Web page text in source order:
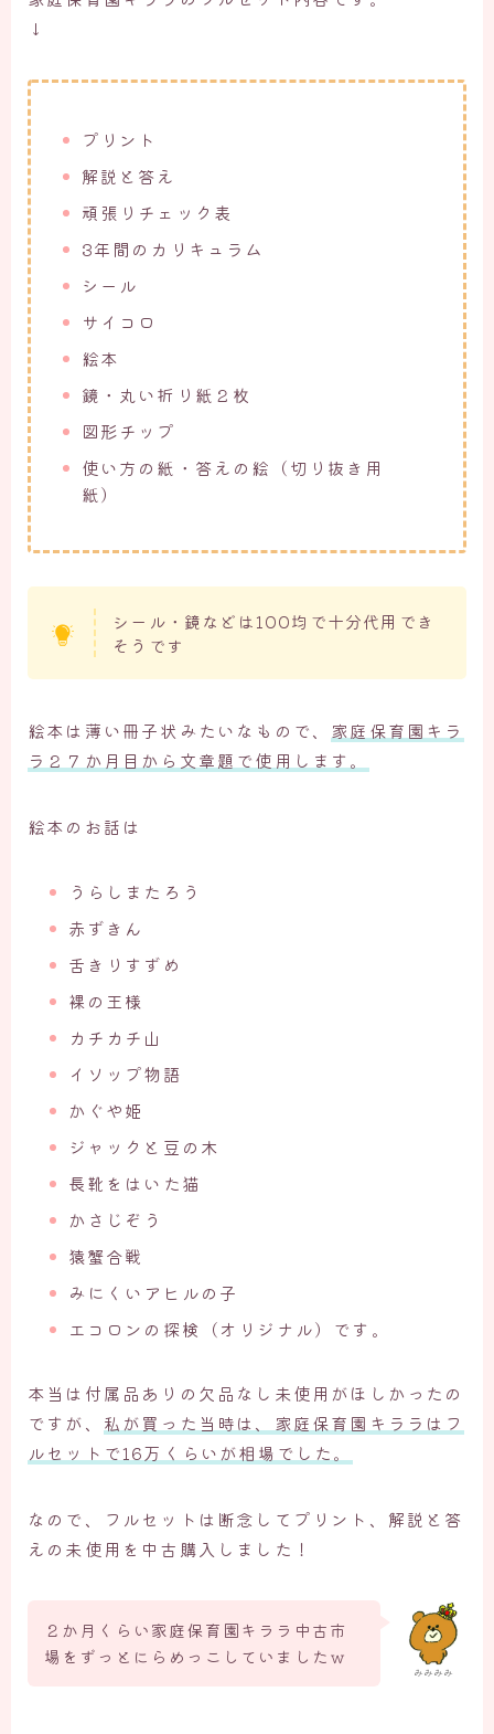
↓
プリント
解説と答え
頑張りチェック表
3年間のカリキュラム
シール
サイコロ
絵本
鏡・丸い折り紙２枚
図形チップ
使い方の紙・答えの絵（切り抜き用
紙）
シール・鏡などは100均で十分代用でき
そうです
絵本は薄い冊子状みたいなもので、 家庭保育園キラ
ラ２７か月目から文章題で使用します。
絵本のお話は
うらしまたろう
赤ずきん
舌きりすずめ
裸の王様
カチカチ山
イソップ物語
かぐや姫
ジャックと豆の木
長靴をはいた猫
かさじぞう
猿蟹合戦
みにくいアヒルの子
エコロンの探検（オリジナル）です。
本当は付属品ありの欠品なし未使用がほしかったの
ですが、 私が買った当時は、家庭保育園キララはフ
ルセットで16万くらいが相場でした。
なので、フルセットは断念してプリント、解説と答
えの未使用を中古購入しました！
みみみみ
２か月くらい家庭保育園キララ中古市
場をずっとにらめっこしていましたｗ